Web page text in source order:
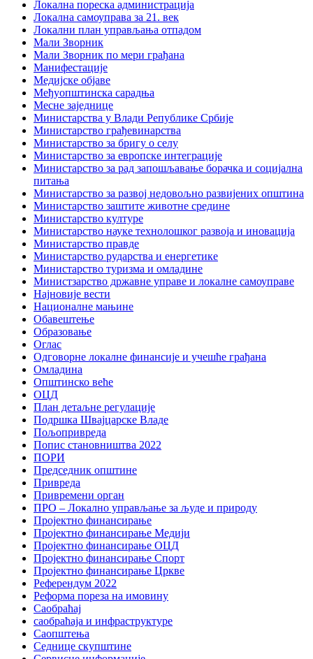
Локална пореска администрација
Локална самоуправа за 21. век
Локални план управљања отпадом
Мали Зворник
Мали Зворник по мери грађана
Манифестације
Медијске објаве
Међуопштинска сарадња
Месне заједнице
Министарства у Влади Републике Србије
Министарство грађевинарства
Министарство за бригу о селу
Министарство за европске интеграције
Министарство за рад запошљавање борачка и социјална
питања
Министарство за развој недовољно развијених општина
Министарство заштите животне средине
Министарство културе
Министарство науке технолошког развоја и иновација
Министарство правде
Министарство рударства и енергетике
Министарство туризма и омладине
Министзарство државне управе и локалне самоуправе
Најновије вести
Националне мањине
Обавештење
Образовање
Оглас
Одговорне локалне финансије и учешће грађана
Омладина
Општинско веће
ОЦД
План детаљне регулације
Подршка Швајцарске Владе
Пољопривреда
Попис становништва 2022
ПОРИ
Председник општине
Привреда
Привремени орган
ПРО – Локално управљање за људе и природу
Пројектно финансирање
Пројектно финансирање Медији
Пројектно финансирање ОЦД
Пројектно финансирање Спорт
Пројектно финансирање Цркве
Референдум 2022
Реформа пореза на имовину
Саобраћај
саобраћаја и инфраструктуре
Саопштења
Седнице скупштине